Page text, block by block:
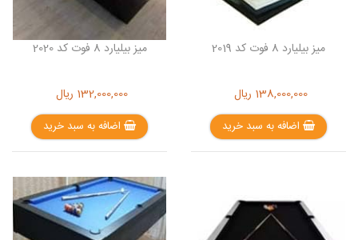
میز بیلیارد 8 فوت کد 2019
138,000,000 ریال
اضافه به سبد خرید
میز بیلیارد 8 فوت کد 2020
132,000,000 ریال
اضافه به سبد خرید